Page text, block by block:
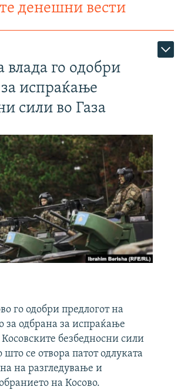
денешни вести
влада го одобри
испраќање
сили во Газа
го одобри предлогот на
за одбрана за испраќање
безбедносни сили
што се отвора патот одлуката
на разгледување и
на Косово.